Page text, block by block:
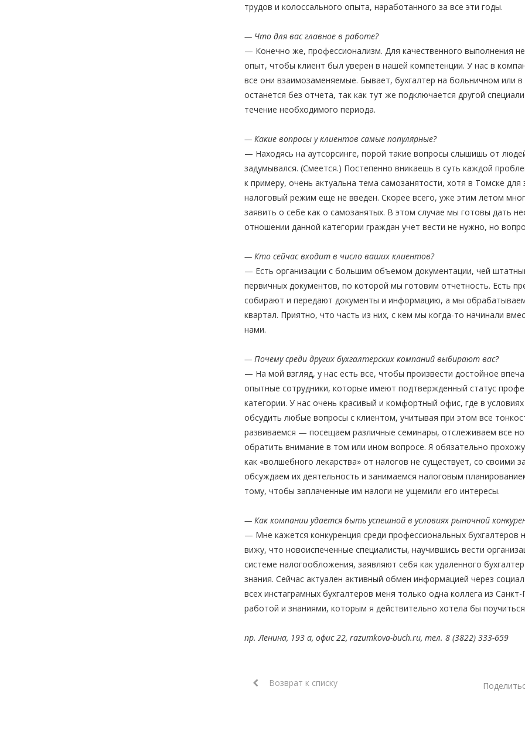
трудов и колоссального опыта, наработанного за все эти годы.
— Что для вас главное в работе?
— Конечно же, профессионализм. Для качественного выполнения
опыт, чтобы клиент был уверен в нашей компетенции. У нас в
все они взаимозаменяемые. Бывает, бухгалтер на больничном или в
останется без отчета, так как тут же подключается другой
течение необходимого периода.
— Какие вопросы у клиентов самые популярные?
— Находясь на аутсорсинге, порой такие вопросы слышишь от
задумывался. (Смеется.) Постепенно вникаешь в суть каждой
к примеру, очень актуальна тема самозанятости, хотя в Томске
налоговый режим еще не введен. Скорее всего, уже этим летом
заявить о себе как о самозанятых. В этом случае мы готовы дать
отношении данной категории граждан учет вести не нужно, но
— Кто сейчас входит в число ваших клиентов?
— Есть организации с большим объемом документации, чей
первичных документов, по которой мы готовим отчетность. Есть
собирают и передают документы и информацию, а мы
квартал. Приятно, что часть из них, с кем мы когда-то начинали
нами.
— Почему среди других бухгалтерских компаний выбирают вас?
— На мой взгляд, у нас есть все, чтобы произвести достойное
опытные сотрудники, которые имеют подтвержденный статус
категории. У нас очень красивый и комфортный офис, где в
обсудить любые вопросы с клиентом, учитывая при этом все
развиваемся — посещаем различные семинары, отслеживаем все
обратить внимание в том или ином вопросе. Я обязательно
как «волшебного лекарства» от налогов не существует, со своими
обсуждаем их деятельность и занимаемся налоговым
тому, чтобы заплаченные им налоги не ущемили его интересы.
— Как компании удается быть успешной в условиях рыночной
— Мне кажется конкуренция среди профессиональных бухгалтеров
вижу, что новоиспеченные специалисты, научившись вести
системе налогообложения, заявляют себя как удаленного
знания. Сейчас актуален активный обмен информацией через
всех инстаграмных бухгалтеров меня только одна коллега из
работой и знаниями, которым я действительно хотела бы
пр. Ленина, 193 а, офис 22, razumkova-buch.ru, тел. 8 (3822) 333-659
Возврат к списку